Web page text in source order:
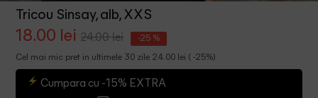
Tricou Sinsay, alb, XXS
18.00 lei 24.00 lei -25 %
Cel mai mic pret in ultimele 30 zile 24.00 lei ( -25%)
Cumpara cu -15% EXTRA